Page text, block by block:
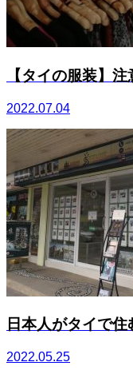
【タイの服装】
2022.07.04
日本人がタイで
2022.05.25